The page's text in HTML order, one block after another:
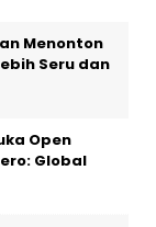
Menonton
Seru dan
Open
Global